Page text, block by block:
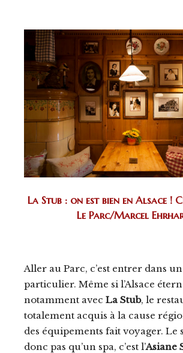
La Stub : on est bien en Alsace !
Le Parc/Marcel
Aller au Parc, c’est entrer dans
particulier. Même si l’Alsace
notamment avec La Stub, le
totalement acquis à la cause
des équipements fait voyager. Le
donc pas qu’un spa, c’est l’Asiane